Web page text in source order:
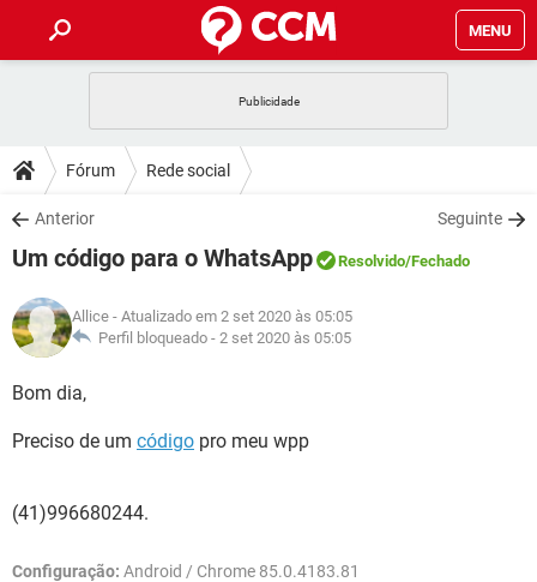
MENU
CELULAR
OUTLOOK
INSTAGRAM GMAIL
GUIA DE COMPRAS
DICAS
JOGOS
INSTAGRAM GMAIL
GUIA DE COMPRAS
DOWNLOADS
JOGOS WHATSAPP
CELULAR
OUTLOOK EXCEL
INSTAGRAM
JOGOS WHATSAPP
CELULAR
OUTLOOK
INSTAGRAM GMAIL
GLOSSÁRIO
JOGOS
INSTAGRAM
Fórum Rede social
Anterior Seguinte
Um código para o WhatsApp Resolvido/Fechado
Allice - Atualizado em 2 set 2020 às 05:05
Perfil bloqueado - 2 set 2020 às 05:05
Bom dia,
Preciso de um código pro meu wpp
(41)996680244.
Configuração: Android / Chrome 85.0.4183.81